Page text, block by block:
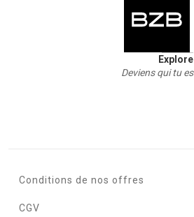
Explore
Deviens qui tu es
Conditions de nos offres
CGV